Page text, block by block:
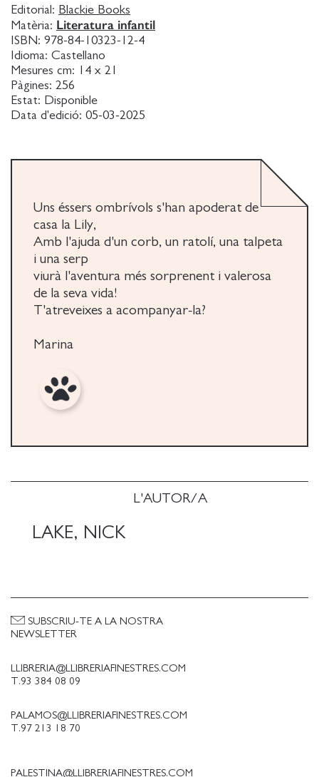
L'AUTOR/A
LAKE, NICK
apoderado de tu casa. Pero
No estás sola. Cuatro sabios animales te
acompañarán en esta aventura. No es tu culpa. El
amor que tienes dentro podrá salvar a tu familia.
Eres valiente. Mucho más de lo que crees
Entra.
Editorial: Blackie Books
Matèria: Literatura infantil
ISBN: 978-84-10323-12-4
Idioma: Castellano
Mesures cm:
14 x 21
Pàgines: 256
Estat: Disponible
Data d'edició: 05-03-2025
Uns éssers ombrívols s'han apoderat de
casa la Lily,
Amb l'ajuda d'un corb, un ratolí, una talpeta
i una serp
viurà l'aventura més sorprenent i valerosa
de la seva vida!
T'atreveixes a acompanyar-la?
Marina
LLIBRERIA@LLIBRERIAFINESTRES.COM
T.93 384 08 09
PALAMOS@LLIBRERIAFINESTRES.COM
T.97 213 18 70
PALESTINA@LLIBRERIAFINESTRES.COM
SUBSCRIU-TE A LA NOSTRA
NEWSLETTER